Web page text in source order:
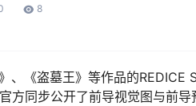
8
《盗墓王》等作品的REDICE
方同步公开了前导视觉图与前导